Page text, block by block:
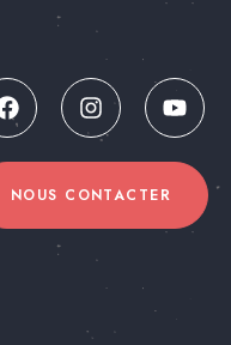
NOUS CONTACTER